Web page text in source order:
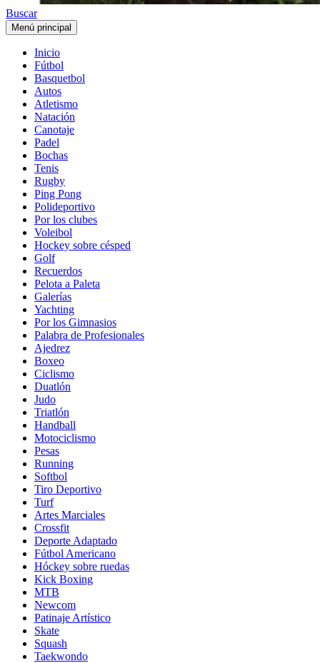
Buscar
Menú principal
Inicio
Fútbol
Basquetbol
Autos
Atletismo
Natación
Canotaje
Padel
Bochas
Tenis
Rugby
Ping Pong
Polideportivo
Por los clubes
Voleibol
Hockey sobre césped
Golf
Recuerdos
Pelota a Paleta
Galerías
Yachting
Por los Gimnasios
Palabra de Profesionales
Ajedrez
Boxeo
Ciclismo
Duatlón
Judo
Triatlón
Handball
Motociclismo
Pesas
Running
Softbol
Tiro Deportivo
Turf
Artes Marciales
Crossfit
Deporte Adaptado
Fútbol Americano
Hóckey sobre ruedas
Kick Boxing
MTB
Newcom
Patinaje Artístico
Skate
Squash
Taekwondo